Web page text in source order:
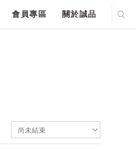
會員專區 關於誠品
尚未結束